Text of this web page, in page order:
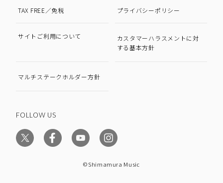
TAX FREE／免税 プライバシーポリシー
サイトご利用について
カスタマーハラスメントに対
する基本方針
マルチステークホルダー方針
FOLLOW US
©Shimamura Music